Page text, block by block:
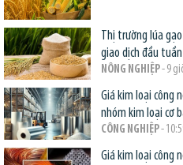
Thị trường lúa
giao dịch đầu tuần
NÔNG NGHIỆP- 9
Giá kim loại công
nhóm kim loại cơ
CÔNG NGHIỆP-
Giá kim loại công